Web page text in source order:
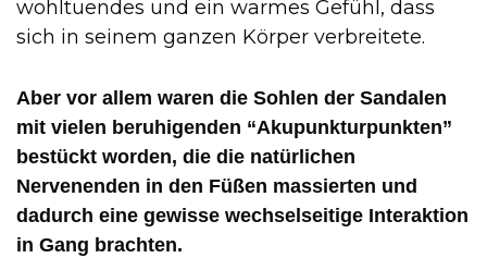
wohltuendes und ein warmes Gefühl, dass
sich in seinem ganzen Körper verbreitete.
Aber vor allem waren die Sohlen der Sandalen
mit vielen beruhigenden “Akupunkturpunkten”
bestückt worden, die die natürlichen
Nervenenden in den Füßen massierten und
dadurch eine gewisse wechselseitige Interaktion
in Gang brachten.